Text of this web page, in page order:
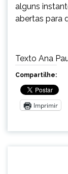
alguns
abertas para
Texto Ana
Compartilhe:
Imprimir